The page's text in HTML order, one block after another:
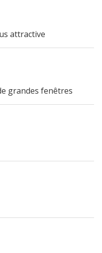
attractive
grandes fenêtres